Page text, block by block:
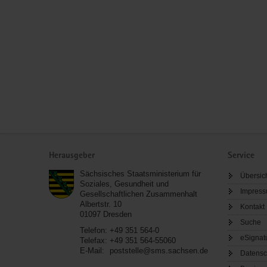
Herausgeber
Sächsisches Staatsministerium für
Soziales, Gesundheit und
Gesellschaftlichen Zusammenhalt
Albertstr. 10
01097 Dresden
Telefon: +49 351 564-0
Telefax: +49 351 564-55060
E-Mail:
poststelle@sms.sachsen.de
Service
Kontakt
Suche